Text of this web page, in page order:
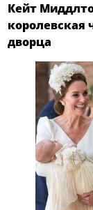
Кейт
королевская
дворца